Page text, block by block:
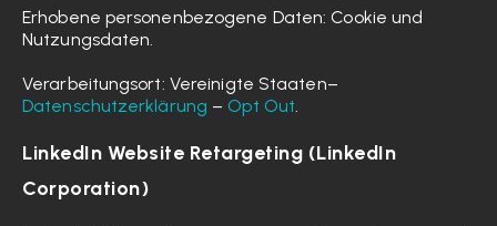
Erhobene personenbezogene Daten: Cookie und
Nutzungsdaten.
Verarbeitungsort: Vereinigte Staaten–
Datenschutzerklärung – Opt Out
LinkedIn Website Retargeting (LinkedIn
Corporation)